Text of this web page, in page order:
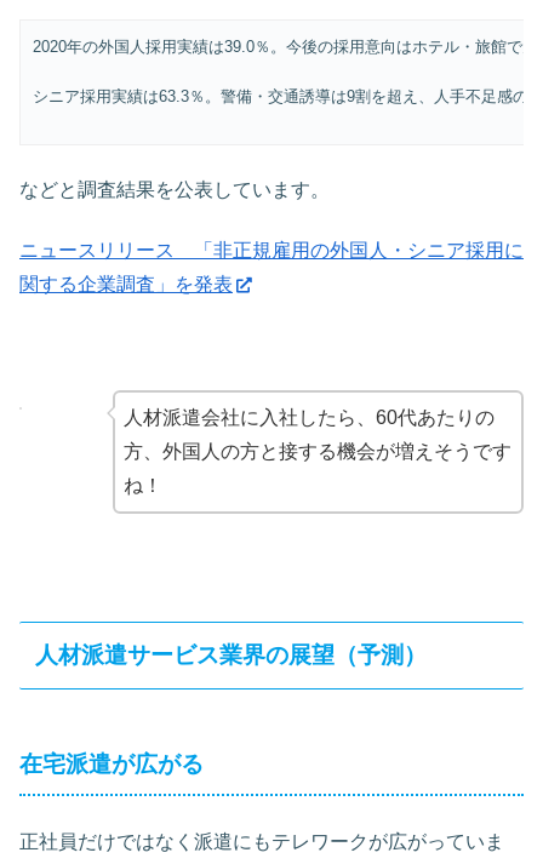
2020年の外国人採用実績は39.0％。今後の採用意向はホテル・旅館で
シニア採用実績は63.3％。警備・交通誘導は9割を超え、人手不足感の
などと調査結果を公表しています。
ニュースリリース 「非正規雇用の外国人・シニア採用に
関する企業調査」を発表
人材派遣会社に入社したら、60代あたりの
方、外国人の方と接する機会が増えそうです
ね！
人材派遣サービス業界の展望（予測）
在宅派遣が広がる
正社員だけではなく派遣にもテレワークが広がっていま